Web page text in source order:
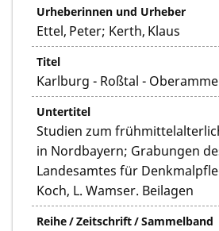
Urheberinnen und Urheber
Ettel, Peter; Kerth, Klaus
Titel
Karlburg - Roßtal -
Untertitel
Studien zum
in Nordbayern; Grabungen
Landesamtes für
Koch, L. Wamser. Beilagen
Reihe / Zeitschrift / Sammelband